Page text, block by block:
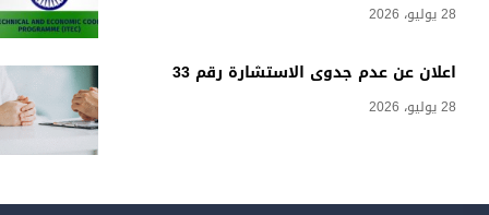
28 يوليو، 2026
اعلان عن عدم جدوى الاستشارة رقم 33
28 يوليو، 2026